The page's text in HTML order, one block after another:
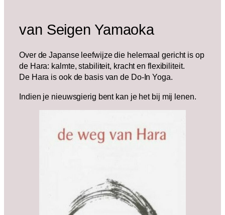
van Seigen Yamaoka
Over de Japanse leefwijze die helemaal gericht is op
de Hara: kalmte, stabiliteit, kracht en flexibiliteit.
De Hara is ook de basis van de Do-In Yoga.
Indien je nieuwsgierig bent kan je het bij mij lenen.